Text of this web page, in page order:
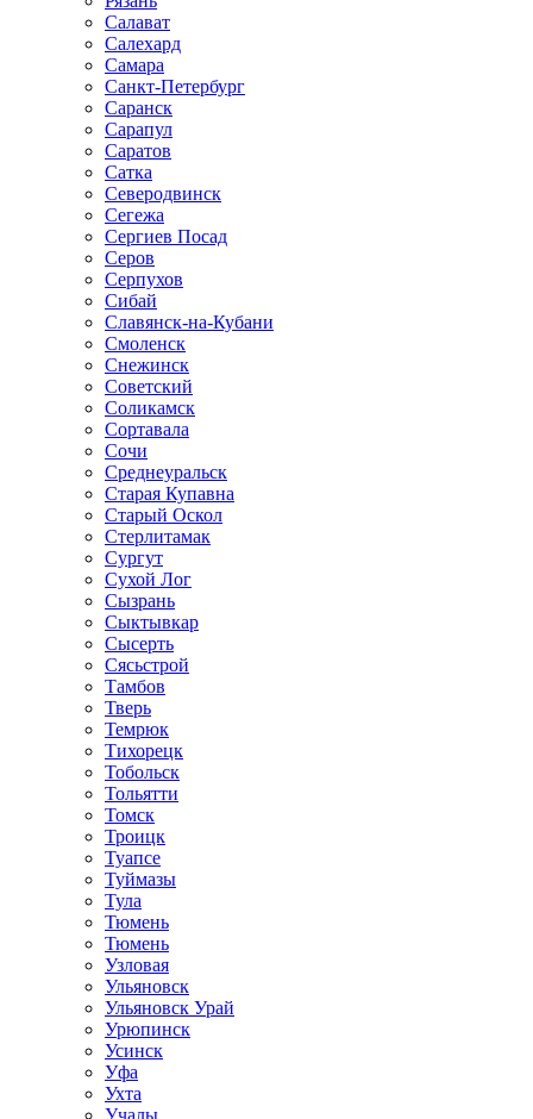
Салават
Салехард
Самара
Санкт-Петербург
Саранск
Сарапул
Саратов
Сатка
Северодвинск
Сегежа
Сергиев Посад
Серов
Серпухов
Сибай
Славянск-на-Кубани
Смоленск
Снежинск
Советский
Соликамск
Сортавала
Сочи
Среднеуральск
Старая Купавна
Старый Оскол
Стерлитамак
Сургут
Сухой Лог
Сызрань
Сыктывкар
Сысерть
Сясьстрой
Тамбов
Тверь
Темрюк
Тихорецк
Тобольск
Тольятти
Томск
Троицк
Туапсе
Туймазы
Тула
Тюмень
Тюмень
Узловая
Ульяновск
Ульяновск Урай
Урюпинск
Усинск
Уфа
Ухта
Учалы